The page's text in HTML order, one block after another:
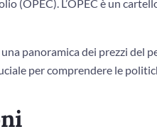
(OPEC). L’OPEC è un
panoramica dei prezzi del
per comprendere le